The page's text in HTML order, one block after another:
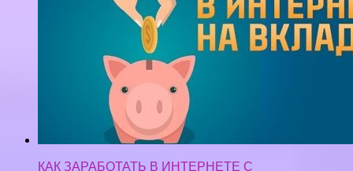
КАК ЗАРАБОТАТЬ В ИНТЕРНЕТЕ С